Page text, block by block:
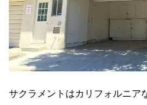
サクラメントはカリフォルニア